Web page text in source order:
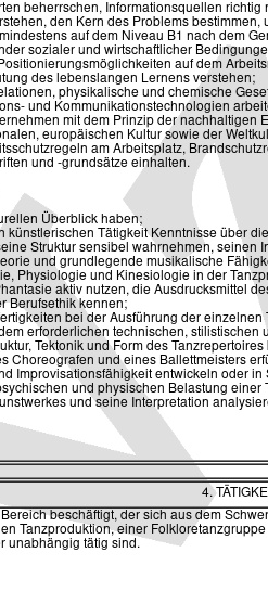
beherrschen, Informationsquellen richtig
den Kern des Problems
auf dem Niveau B1 nach dem
sozialer und wirtschaftlicher
auf dem
des lebenslangen Lernens verstehen;
physikalische und chemische
und Kommunikationstechnologien
mit dem Prinzip der nachhaltigen
europäischen Kultur sowie der
am Arbeitsplatz,
und -grundsätze einhalten.
Überblick haben;
künstlerischen Tätigkeit Kenntnisse über
Struktur sensibel wahrnehmen, seinen
und grundlegende musikalische
Physiologie und Kinesiologie in der
aktiv nutzen, die Ausdrucksmittel
Berufsethik kennen;
bei der Ausführung der
erforderlichen technischen,
Tektonik und Form des
Choreografen und eines Ballettmeisters
Improvisationsfähigkeit entwickeln oder
und physischen Belastung einer
und seine Interpretation
4.
beschäftigt, der sich aus dem
Tanzproduktion, einer
unabhängig tätig sind.